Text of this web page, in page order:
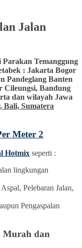
Jalan
Parakan Temanggung
: Jakarta Bogor
Pandeglang Banten
Bandung
dan wilayah Jawa
Bali, Sumatera
Meter 2
Hotmix seperti :
lingkungan
Pelebaran Jalan,
Pengaspalan
Murah dan